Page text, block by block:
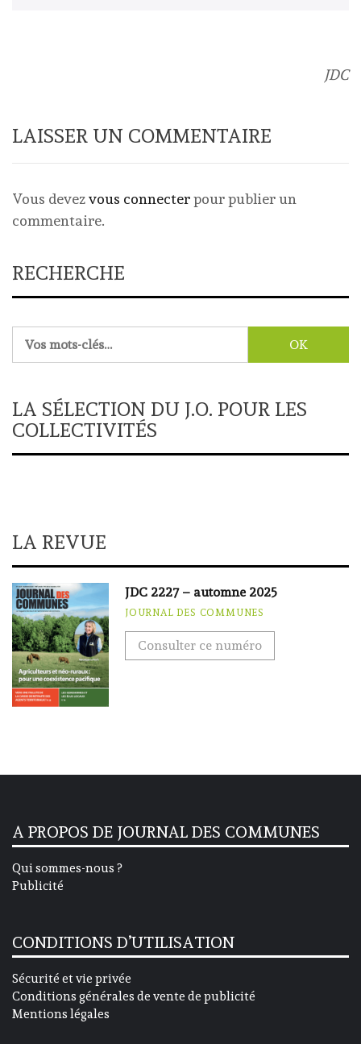
JDC
LAISSER UN COMMENTAIRE
Vous devezvous connecterpour publier un
commentaire.
RECHERCHE
LA SÉLECTION DU J.O. POUR LES
COLLECTIVITÉS
LA REVUE
JDC 2227 – automne 2025
JOURNAL DES COMMUNES
Consulter ce numéro
A PROPOS DE JOURNAL DES COMMUNES
Qui sommes-nous ?
Publicité
CONDITIONS D’UTILISATION
Sécurité et vie privée
Conditions générales de vente de publicité
Mentions légales